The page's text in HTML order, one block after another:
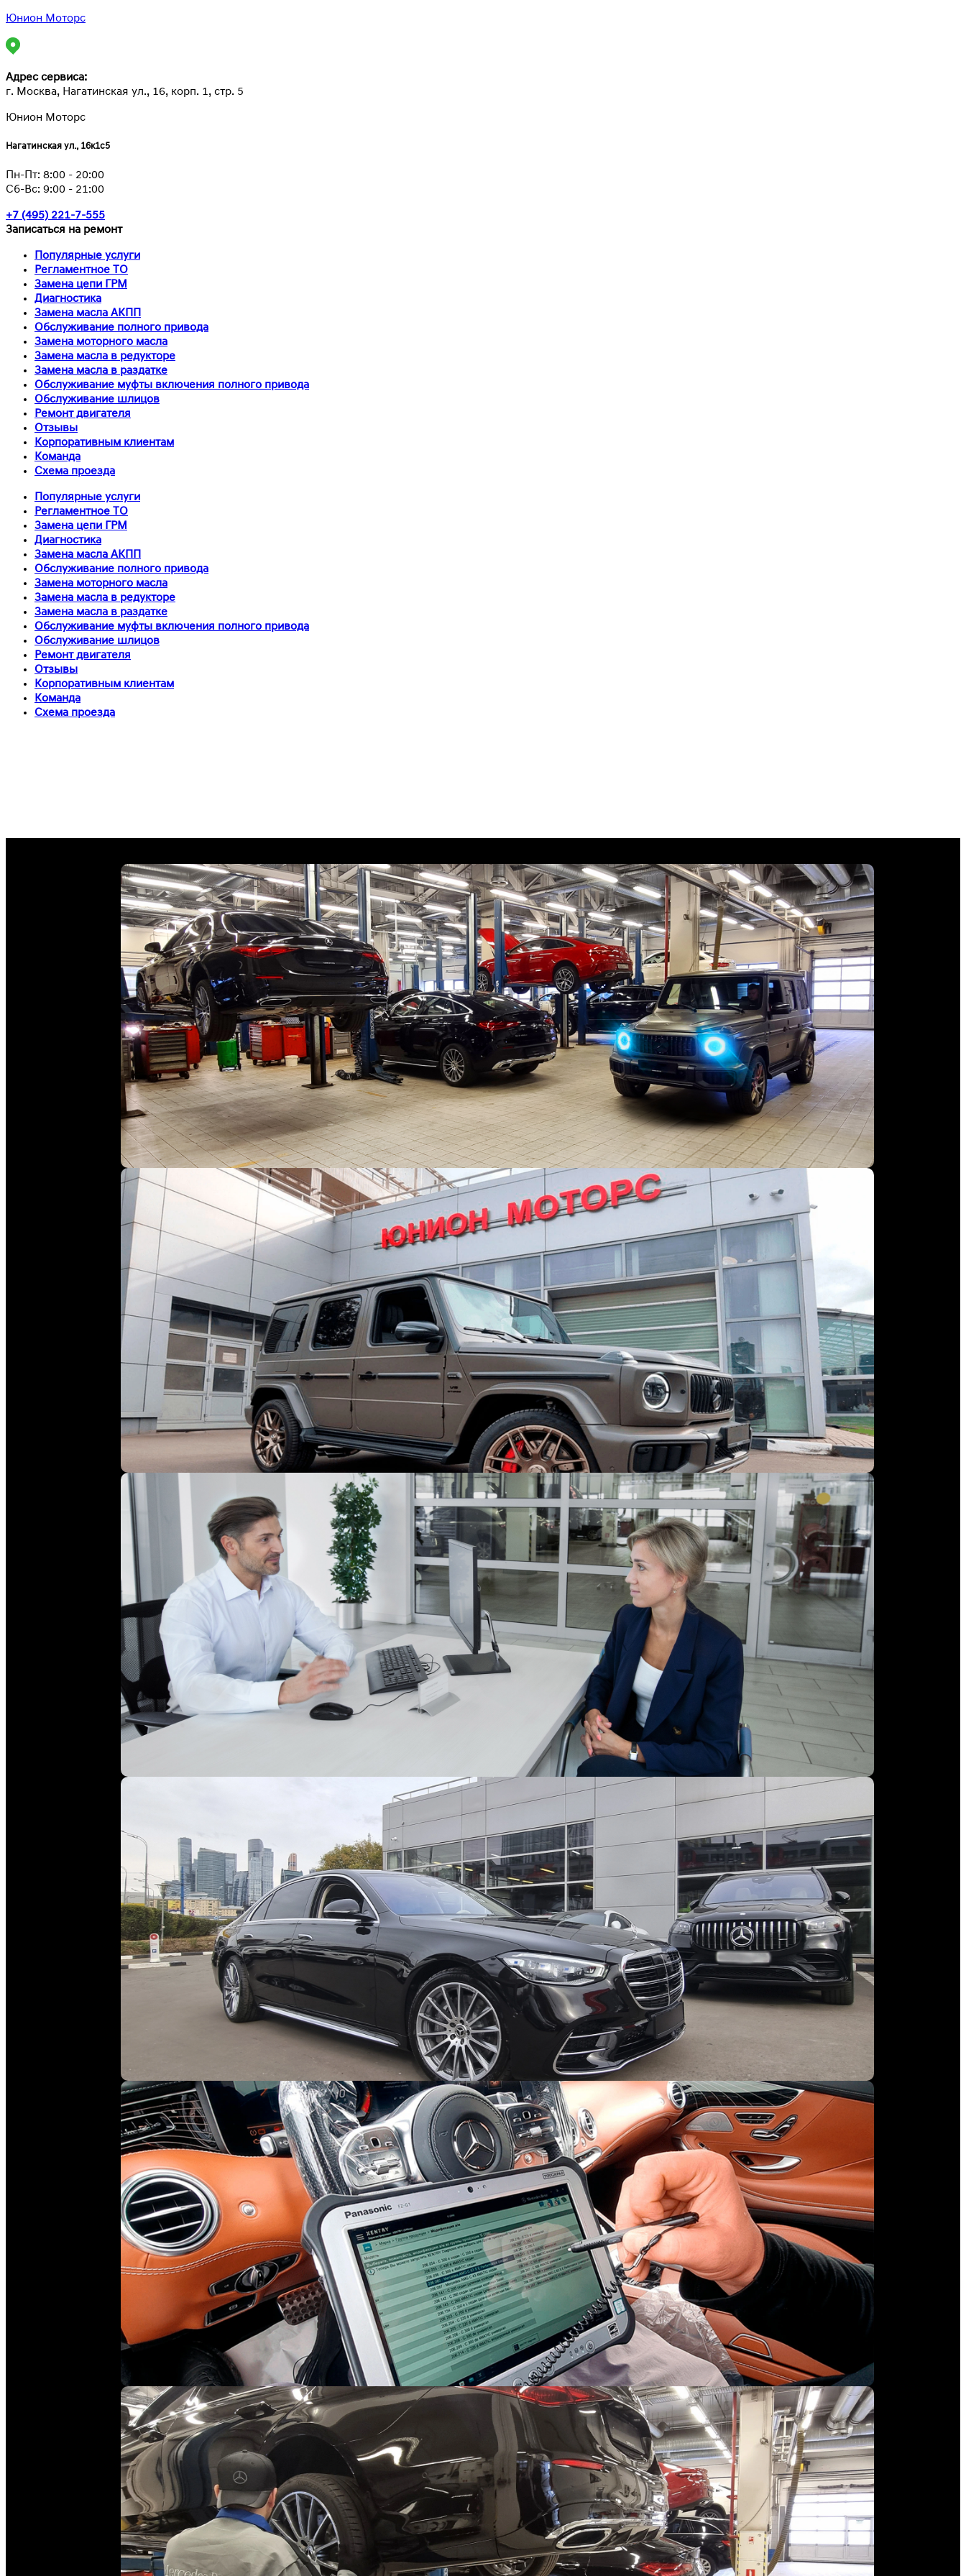
Юнион Моторс
Адрес сервиса:
г. Москва, Нагатинская ул., 16, корп. 1, стр. 5
Юнион Моторс
Нагатинская ул., 16к1с5
Пн-Пт: 8:00 - 20:00
Сб-Вс: 9:00 - 21:00
+7 (495) 221-7-555
Записаться на ремонт
Популярные услуги
Регламентное ТО
Замена цепи ГРМ
Диагностика
Замена масла АКПП
Обслуживание полного привода
Замена моторного масла
Замена масла в редукторе
Замена масла в раздатке
Обслуживание муфты включения полного привода
Обслуживание шлицов
Ремонт двигателя
Отзывы
Корпоративным клиентам
Команда
Схема проезда
Популярные услуги
Регламентное ТО
Замена цепи ГРМ
Диагностика
Замена масла АКПП
Обслуживание полного привода
Замена моторного масла
Замена масла в редукторе
Замена масла в раздатке
Обслуживание муфты включения полного привода
Обслуживание шлицов
Ремонт двигателя
Отзывы
Корпоративным клиентам
Команда
Схема проезда